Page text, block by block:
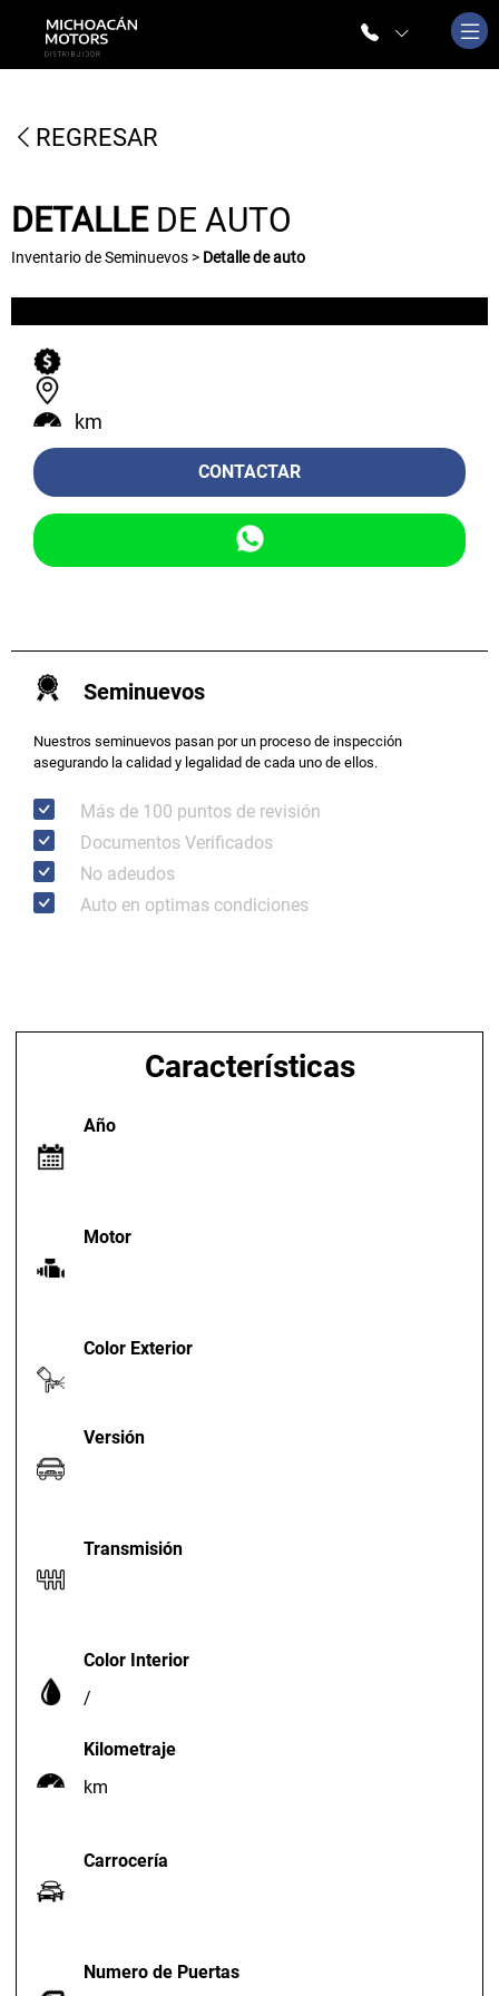
DETALLEDE AUTO
Inventario de Seminuevos > Detalle de auto
REGRESAR
Seminuevos
Nuestros seminuevos pasan por un proceso de inspección
asegurando la calidad y legalidad de cada uno de ellos.
Más de 100 puntos de revisión
Documentos Verificados
No adeudos
Auto en optimas condiciones
km
CONTACTAR
Características
Año
Motor
Color Exterior
Versión
Transmisión
Color Interior
/
Kilometraje
km
Carrocería
Numero de Puertas